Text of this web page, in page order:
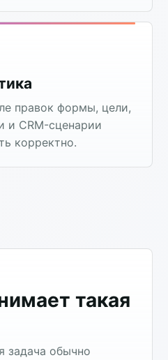
правок формы, цели,
и CRM-сценарии
корректно.
такая
задача обычно